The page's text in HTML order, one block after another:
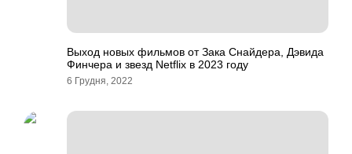
Выход новых фильмов от Зака Снайдера, Дэвида
Финчера и звезд Netflix в 2023 году
6 Грудня, 2022